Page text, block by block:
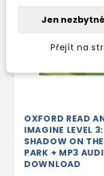
OXFORD READ
IMAGINE LEVEL
SHADOW ON THE
PARK + MP3
DOWNLOAD
Jen nezbytné
Přejít na